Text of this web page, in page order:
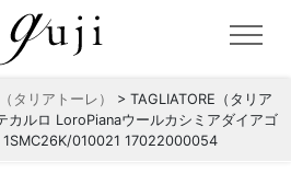
タリアトーレ）
> TAGLIATORE（タリア
カルロ LoroPianaウールカシミアダイアゴ
010021 17022000054